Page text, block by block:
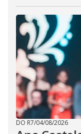
DO R7/04/08/2026